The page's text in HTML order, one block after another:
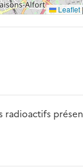
Leaflet|
radioactifs